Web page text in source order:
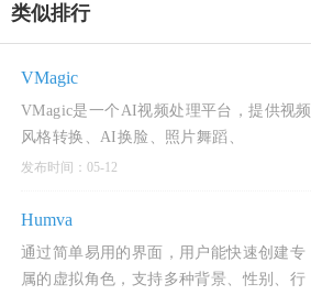
类似排行
VMagic
VMagic是一个AI视频处理平台，提供视频
风格转换、AI换脸、照片舞蹈、
LivePortrait、面部动作控制和视频增强等
发布时间：05-12
Humva
通过简单易用的界面，用户能快速创建专
属的虚拟角色，支持多种背景、性别、行